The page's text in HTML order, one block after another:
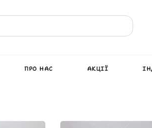
ПРО НАС АКЦІЇ